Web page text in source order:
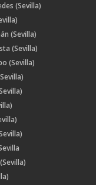
(Sevilla)
(Sevilla)
(Sevilla)
(Sevilla)